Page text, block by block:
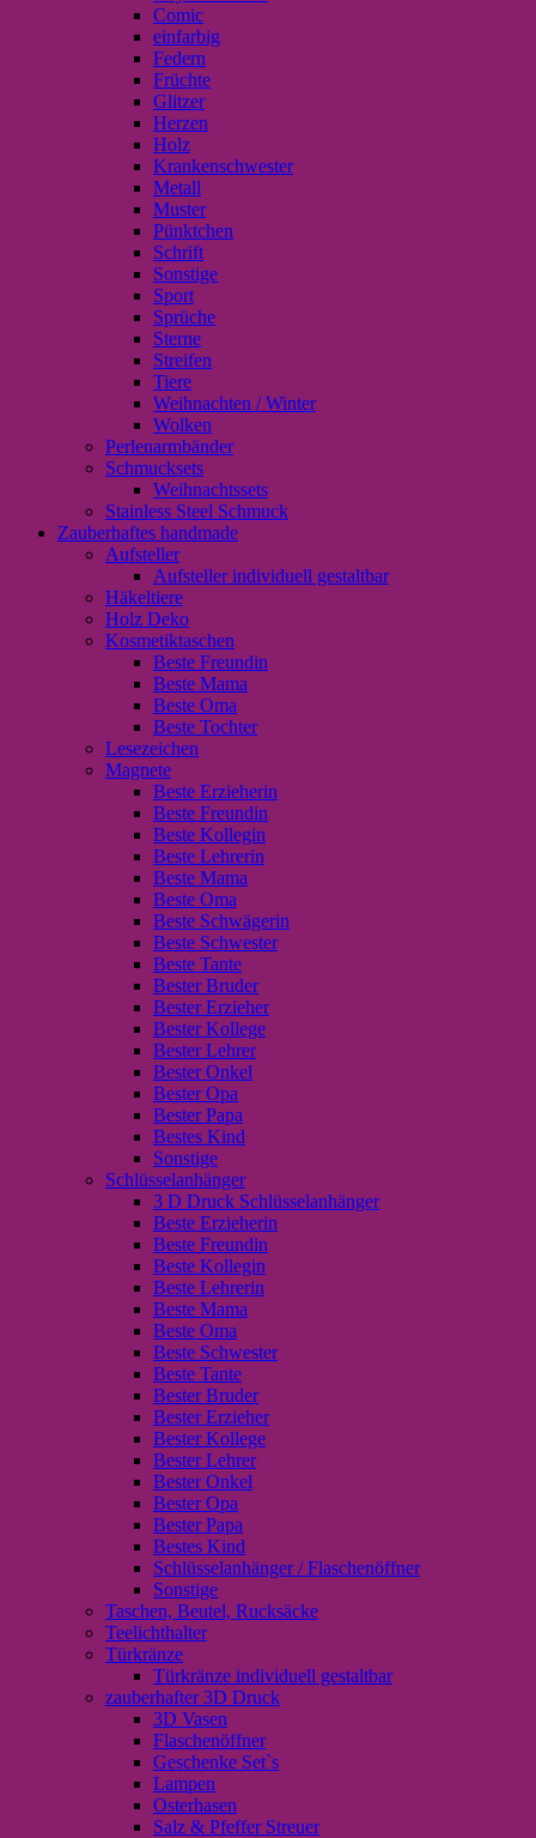
Comic
einfarbig
Federn
Früchte
Glitzer
Herzen
Holz
Krankenschwester
Metall
Muster
Pünktchen
Schrift
Sonstige
Sport
Sprüche
Sterne
Streifen
Tiere
Weihnachten / Winter
Wolken
Perlenarmbänder
Schmucksets
Weihnachtssets
Stainless Steel Schmuck
Zauberhaftes handmade
Aufsteller
Aufsteller individuell gestaltbar
Häkeltiere
Holz Deko
Kosmetiktaschen
Beste Freundin
Beste Mama
Beste Oma
Beste Tochter
Lesezeichen
Magnete
Beste Erzieherin
Beste Freundin
Beste Kollegin
Beste Lehrerin
Beste Mama
Beste Oma
Beste Schwägerin
Beste Schwester
Beste Tante
Bester Bruder
Bester Erzieher
Bester Kollege
Bester Lehrer
Bester Onkel
Bester Opa
Bester Papa
Bestes Kind
Sonstige
Schlüsselanhänger
3 D Druck Schlüsselanhänger
Beste Erzieherin
Beste Freundin
Beste Kollegin
Beste Lehrerin
Beste Mama
Beste Oma
Beste Schwester
Beste Tante
Bester Bruder
Bester Erzieher
Bester Kollege
Bester Lehrer
Bester Onkel
Bester Opa
Bester Papa
Bestes Kind
Schlüsselanhänger / Flaschenöffner
Sonstige
Taschen, Beutel, Rucksäcke
Teelichthalter
Türkränze
Türkränze individuell gestaltbar
zauberhafter 3D Druck
3D Vasen
Flaschenöffner
Geschenke Set`s
Lampen
Osterhasen
Salz & Pfeffer Streuer